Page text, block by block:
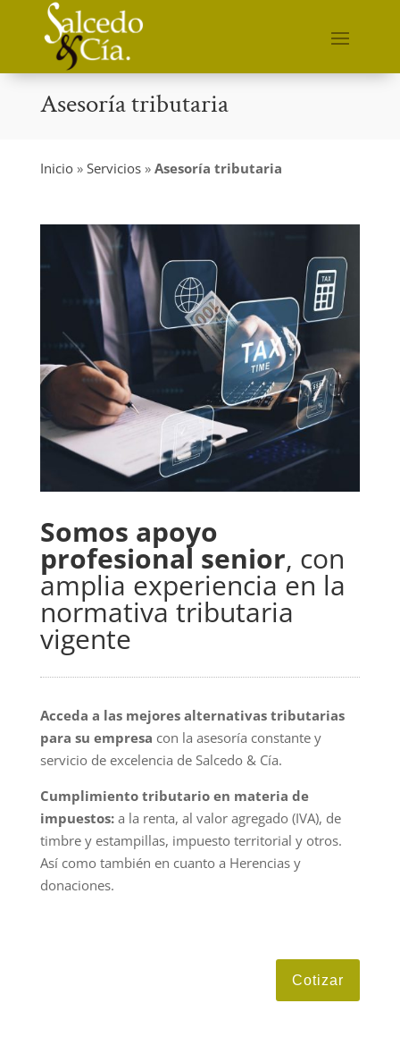
Asesoría tributaria
Inicio» Servicios» Asesoría tributaria
Somos apoyo
profesional senior, con
amplia experiencia en la
normativa tributaria
vigente
Acceda a las mejores alternativas tributarias
para su empresa con la asesoría constante y
servicio de excelencia de Salcedo & Cía.
Cumplimiento tributario en materia de
impuestos:a la renta, al valor agregado (IVA), de
timbre y estampillas, impuesto territorial y otros.
Así como también en cuanto a Herencias y
donaciones.
Cotizar